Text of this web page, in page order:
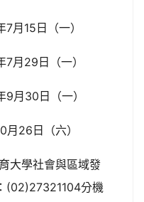
月15日（一）
月29日（一）
月30日（一）
月26日（六）
大學社會與區域發
(02)27321104分機